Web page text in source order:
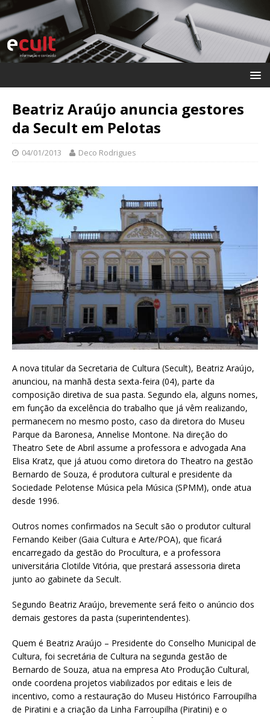
Beatriz Araújo anuncia gestores
da Secult em Pelotas
04/01/2013 Deco Rodrigues
A nova titular da Secretaria de Cultura (Secult), Beatriz Araújo,
anunciou, na manhã desta sexta-feira (04), parte da
composição diretiva de sua pasta. Segundo ela, alguns nomes,
em função da excelência do trabalho que já vêm realizando,
permanecem no mesmo posto, caso da diretora do Museu
Parque da Baronesa, Annelise Montone. Na direção do
Theatro Sete de Abril assume a professora e advogada Ana
Elisa Kratz, que já atuou como diretora do Theatro na gestão
Bernardo de Souza, é produtora cultural e presidente da
Sociedade Pelotense Música pela Música (SPMM), onde atua
desde 1996.
Outros nomes confirmados na Secult são o produtor cultural
Fernando Keiber (Gaia Cultura e Arte/POA), que ficará
encarregado da gestão do Procultura, e a professora
universitária Clotilde Vitória, que prestará assessoria direta
junto ao gabinete da Secult.
Segundo Beatriz Araújo, brevemente será feito o anúncio dos
demais gestores da pasta (superintendentes).
Quem é Beatriz Araújo – Presidente do Conselho Municipal de
Cultura, foi secretária de Cultura na segunda gestão de
Bernardo de Souza, atua na empresa Ato Produção Cultural,
onde coordena projetos viabilizados por editais e leis de
incentivo, como a restauração do Museu Histórico Farroupilha
de Piratini e a criação da Linha Farroupilha (Piratini) e o